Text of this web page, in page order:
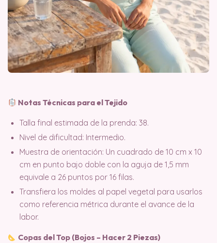
Notas Técnicas para el Tejido
Talla final estimada de la prenda: 38.
Nivel de dificultad: Intermedio.
Muestra de orientación: Un cuadrado de 10 cm x 10
cm en punto bajo doble con la aguja de 1,5 mm
equivale a 26 puntos por 16 filas.
Transfiera los moldes al papel vegetal para usarlos
como referencia métrica durante el avance de la
labor.
Copas del Top (Bojos – Hacer 2 Piezas)